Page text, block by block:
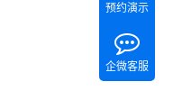
预约演示
企微客服